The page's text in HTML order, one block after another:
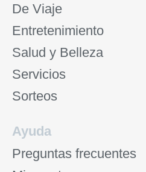
De Viaje
Entretenimiento
Salud y Belleza
Servicios
Sorteos
Ayuda
Preguntas frecuentes